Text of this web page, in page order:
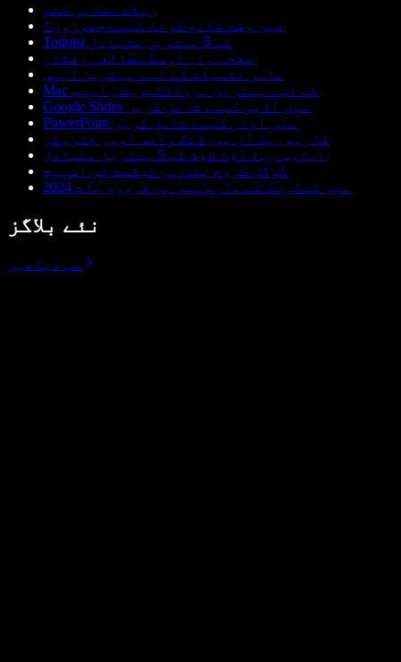
ریڈٹ نصابی کتب
میں وقت ضائع کرنا کیسے چھوڑوں؟
Todoist کے 5 بہترین متبادل
صفحہ وار اوسط مطالعہ رفتار
ماہر نفسیات کے لیے بہترین ایپس
Mac کے لیے بہترین پروڈکٹیویٹی ایپس
Google Slides میں آڈیو کیسے شامل کریں
PowerPoint میں آواز کیسے شامل کریں
کارپوریٹ آن بورڈنگ وائس اوور جنریٹر
ایڈوب ریڈ آؤٹ لاؤڈ کے 5 بہترین متبادل
گوگل کروم بکس پر ٹیکسٹ ٹو اسپیچ
2024 میں ڈسکرپٹ کے بارے میں ہر ضروری بات
نئے بلاگز
سب دیکھیں